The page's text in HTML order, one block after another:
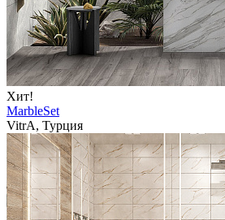
Хит!
MarbleSet
VitrA, Турция